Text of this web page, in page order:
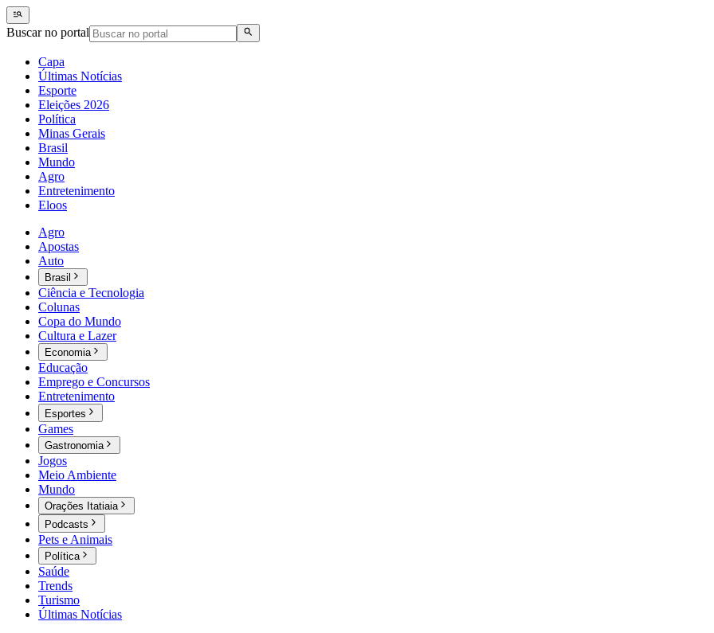
Buscar no portal
Capa
Últimas Notícias
Esporte
Eleições 2026
Política
Minas Gerais
Brasil
Mundo
Agro
Entretenimento
Eloos
Agro
Apostas
Auto
Brasil
Ciência e Tecnologia
Colunas
Copa do Mundo
Cultura e Lazer
Economia
Educação
Emprego e Concursos
Entretenimento
Esportes
Games
Gastronomia
Jogos
Meio Ambiente
Mundo
Orações Itatiaia
Podcasts
Pets e Animais
Política
Saúde
Trends
Turismo
Últimas Notícias